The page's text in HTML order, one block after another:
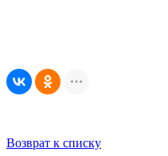
Возврат к списку